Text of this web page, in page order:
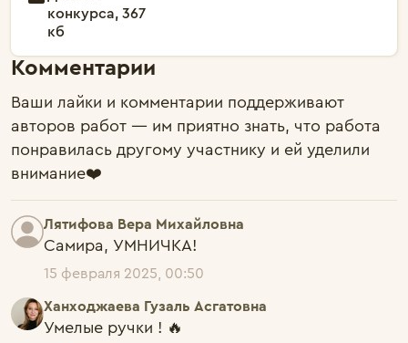
конкурса, 367
кб
Комментарии
Ваши лайки и комментарии поддерживают
авторов работ — им приятно знать, что работа
понравилась другому участнику и ей уделили
внимание❤️
Лятифова Вера Михайловна
Самира, УМНИЧКА!
15 февраля 2025, 00:50
Ханходжаева Гузаль Асгатовна
Умелые ручки ! 🔥